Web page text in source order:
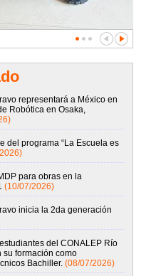
representará a México en
Robótica en Osaka,
del programa “La Escuela es
para obras en la
(10/07/2026)
inicia la 2da generación
del CONALEP Río
su formación como
Bachiller. (08/07/2026)